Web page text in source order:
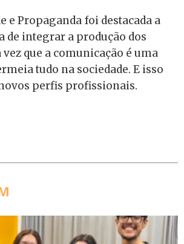
e Propaganda foi destacada a
de integrar a produção dos
que a comunicação é uma
tudo na sociedade. E isso
perfis profissionais.